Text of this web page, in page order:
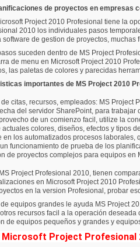
de proyectos en empresas
Project 2010 Profesional tiene la
2010 los individuales pasos
software de gestion de proyectos,
suceden dentro de MS Project
de menu en Microsoft Project 2010
las paletas de colores y parecidas
importantes de MS Project 2010
de citas, recursos, empleados: MS
del servidor SharePoint, para
de un comienzo facil, utilize la
actuales colores, diseños, efectos y tipos
en los automatizados procesos
funcionamiento de prueba de los
de proyectos complejos para equipos en
Project Profesional 2010, tienen
en Microsoft Project 2010
en la version Profesional, probar
equipos grandes le ayuda MS Project
recursos facil a la operación
de equipos pequeños y grandes y
Project Profesional